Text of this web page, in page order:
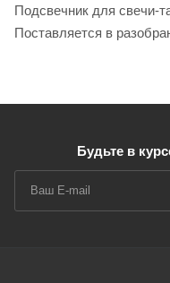
Подсвечник для свечи-
Поставляется в
Будьте в